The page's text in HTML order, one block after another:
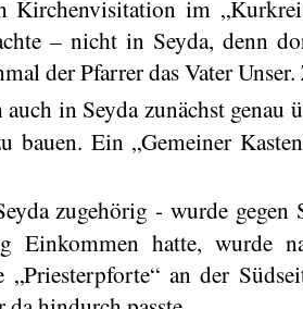
Kirchenvisitation im
– nicht in Seyda, denn
der Pfarrer das Vater
in Seyda zunächst genau
bauen. Ein „Gemeiner
zugehörig - wurde gegen
Einkommen hatte, wurde
„Priesterpforte“ an der